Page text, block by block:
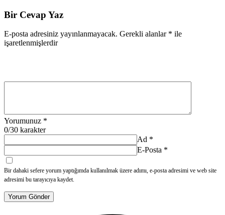
Bir Cevap Yaz
E-posta adresiniz yayınlanmayacak. Gerekli alanlar * ile
işaretlenmişlerdir
Yorumunuz *
0/30 karakter
Ad *
E-Posta *
Bir dahaki sefere yorum yaptığımda kullanılmak üzere adımı, e-posta adresimi ve web site
adresimi bu tarayıcıya kaydet.
Yorum Gönder